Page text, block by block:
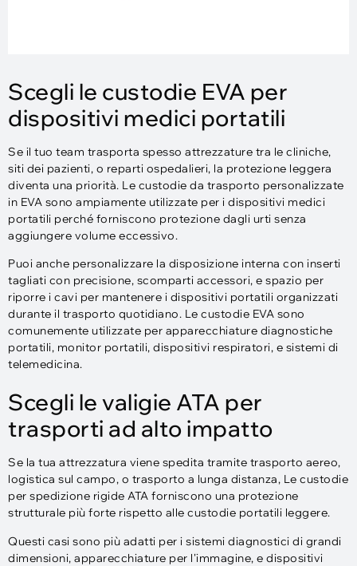
Scegli le custodie EVA per
dispositivi medici portatili
Se il tuo team trasporta spesso attrezzature tra le cliniche,
siti dei pazienti, o reparti ospedalieri, la protezione leggera
diventa una priorità. Le custodie da trasporto personalizzate
in EVA sono ampiamente utilizzate per i dispositivi medici
portatili perché forniscono protezione dagli urti senza
aggiungere volume eccessivo.
Puoi anche personalizzare la disposizione interna con inserti
tagliati con precisione, scomparti accessori, e spazio per
riporre i cavi per mantenere i dispositivi portatili organizzati
durante il trasporto quotidiano. Le custodie EVA sono
comunemente utilizzate per apparecchiature diagnostiche
portatili, monitor portatili, dispositivi respiratori, e sistemi di
telemedicina.
Scegli le valigie ATA per
trasporti ad alto impatto
Se la tua attrezzatura viene spedita tramite trasporto aereo,
logistica sul campo, o trasporto a lunga distanza, Le custodie
per spedizione rigide ATA forniscono una protezione
strutturale più forte rispetto alle custodie portatili leggere.
Questi casi sono più adatti per i sistemi diagnostici di grandi
dimensioni, apparecchiature per l'immagine, e dispositivi